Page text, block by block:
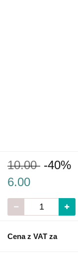
10.00 -40%
6.00
Cena z VAT za